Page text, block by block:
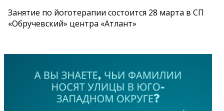
Занятие по йоготерапии состоится 28 марта в СП
«Обручевский» центра «Атлант»